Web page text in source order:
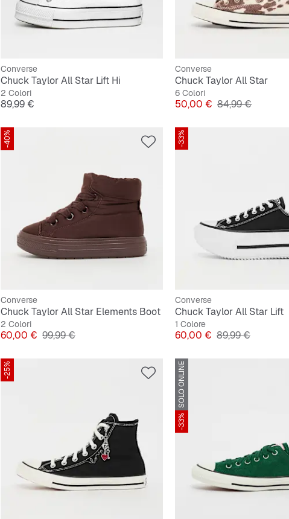
Converse
Chuck Taylor All Star Lift Hi
2 Colori
Prezzo
89,99 €
Converse
Chuck Taylor All Star
6 Colori
Prezzo
50,00 € Prezzo originale
84,99 €
-40%
Converse
Chuck Taylor All Star Elements Boot
2 Colori
Prezzo
60,00 € Prezzo originale
99,99 €
-33%
Converse
Chuck Taylor All Star Lift
1 Colore
Prezzo
60,00 € Prezzo originale
89,99 €
-25% SOLO ONLINE
-33%